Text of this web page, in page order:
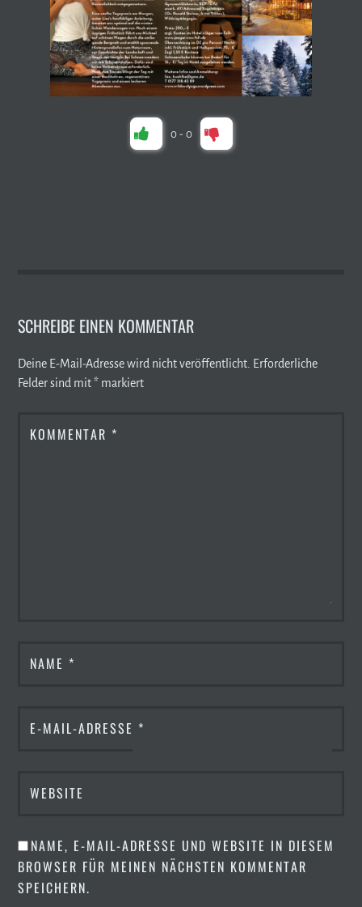
0 - 0
SCHREIBE EINEN KOMMENTAR
Deine E-Mail-Adresse wird nicht veröffentlicht. Erforderliche
Felder sind mit* markiert
KOMMENTAR *
NAME *
E-MAIL-ADRESSE *
WEBSITE
NAME, E-MAIL-ADRESSE UND WEBSITE IN DIESEM
BROWSER FÜR MEINEN NÄCHSTEN KOMMENTAR
SPEICHERN.